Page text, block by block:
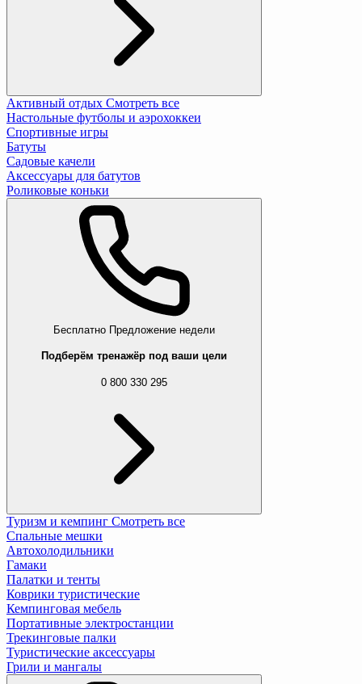
Активный отдых Смотреть все
Настольные футболы и аэрохоккеи
Спортивные игры
Батуты
Садовые качели
Аксессуары для батутов
Роликовые коньки
Бесплатно Предложение недели
Подберём тренажёр под ваши цели
0 800 330 295
Туризм и кемпинг Смотреть все
Спальные мешки
Автохолодильники
Гамаки
Палатки и тенты
Коврики туристические
Кемпинговая мебель
Портативные электростанции
Трекинговые палки
Туристические аксессуары
Грили и мангалы